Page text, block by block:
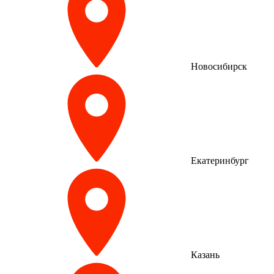
Новосибирск
Екатеринбург
Казань